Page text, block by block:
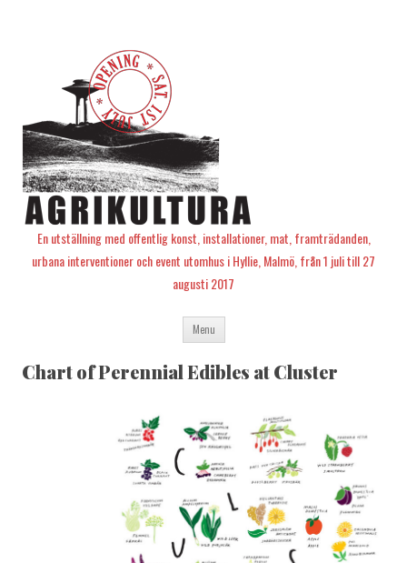
En utställning med offentlig konst, installationer, mat, framträdanden,
urbana interventioner och event utomhus i Hyllie, Malmö, från 1 juli till 27
augusti 2017
Menu Skip
content
Chart of Perennial Edibles at Cluster